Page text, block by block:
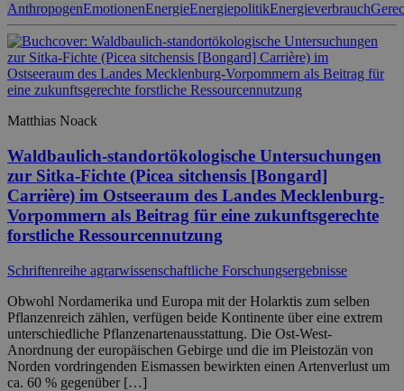
AnthropogenEmotionenEnergieEnergiepolitikEnergieverbrauch
Matthias Noack
Waldbaulich-standortökologische Untersuchungen
zur Sitka-Fichte (Picea sitchensis [Bongard]
Carrière) im Ostseeraum des Landes Mecklenburg-
Vorpommern als Beitrag für eine zukunftsgerechte
forstliche Ressourcennutzung
Schriftenreihe agrarwissenschaftliche Forschungsergebnisse
Obwohl Nordamerika und Europa mit der Holarktis zum selben
Pflanzenreich zählen, verfügen beide Kontinente über eine extrem
unterschiedliche Pflanzenartenausstattung. Die Ost-West-
Anordnung der europäischen Gebirge und die im Pleistozän von
Norden vordringenden Eismassen bewirkten einen Artenverlust um
ca. 60 % gegenüber […]